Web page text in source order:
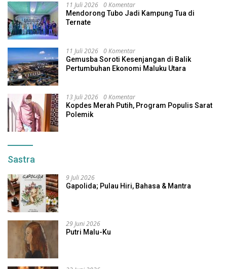
11 Juli 2026 0 Komentar
Mendorong Tubo Jadi Kampung Tua di
Ternate
11 Juli 2026 0 Komentar
Gemusba Soroti Kesenjangan di Balik
Pertumbuhan Ekonomi Maluku Utara
13 Juli 2026 0 Komentar
Kopdes Merah Putih, Program Populis Sarat
Polemik
Sastra
9 Juli 2026
Gapolida; Pulau Hiri, Bahasa & Mantra
29 Juni 2026
Putri Malu-Ku